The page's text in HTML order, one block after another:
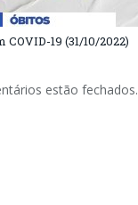
COVID-19 (31/10/2022)
estão fechados.